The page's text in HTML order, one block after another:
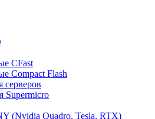
CFast
Compact Flash
Supermicro
(Nvidia Quadro, Tesla, RTX)